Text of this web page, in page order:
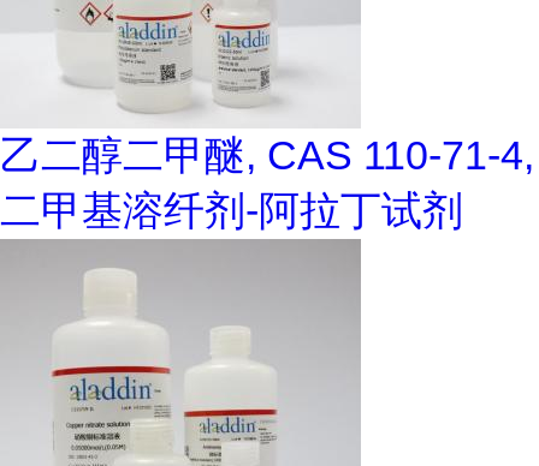
乙二醇二甲醚, CAS 110-71-4,
二甲基溶纤剂-阿拉丁试剂